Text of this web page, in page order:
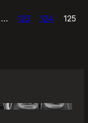
… 123 124 125